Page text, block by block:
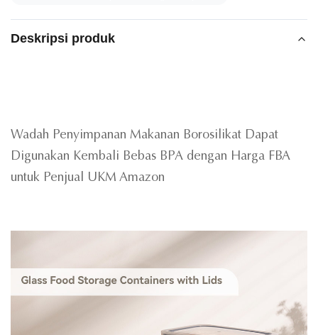
Deskripsi produk
Wadah Penyimpanan Makanan Borosilikat Dapat
Digunakan Kembali Bebas BPA dengan Harga FBA
untuk Penjual UKM Amazon